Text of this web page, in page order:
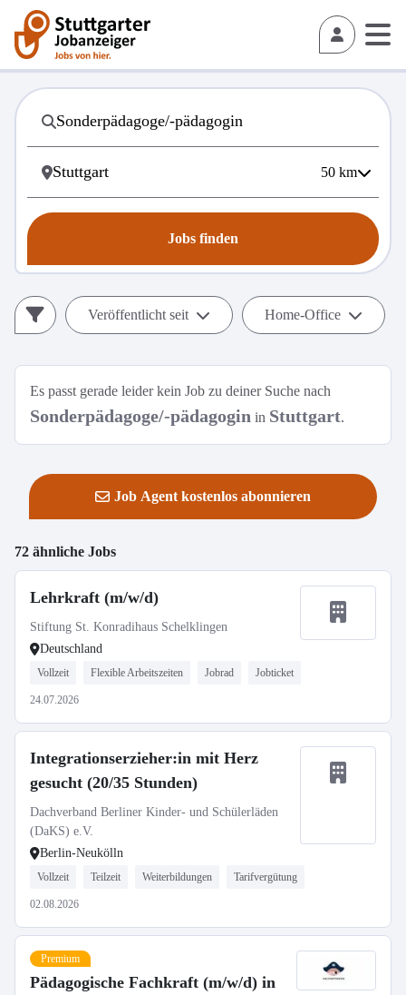
50 km
Jobs finden
Veröffentlicht seit Home-Office
Es passt gerade leider kein Job zu deiner Suche nach
Sonderpädagoge/-pädagogin in Stuttgart.
Job Agent kostenlos abonnieren
72 ähnliche Jobs
Lehrkraft (m/w/d)
Stiftung St. Konradihaus Schelklingen
Deutschland
Vollzeit Flexible Arbeitszeiten Jobrad Jobticket
24.07.2026
Integrationserzieher:in mit Herz
gesucht (20/35 Stunden)
Dachverband Berliner Kinder- und Schülerläden
(DaKS) e.V.
Berlin-Neukölln
Vollzeit Teilzeit Weiterbildungen Tarifvergütung
02.08.2026
Premium
Pädagogische Fachkraft (m/w/d) in